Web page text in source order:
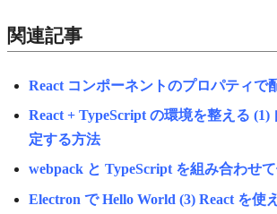
関連記事
React コンポーネントのプロパティで
React + TypeScript の環境を整える (1)
定する方法
webpack と TypeScript を組み合わせ
Electron で Hello World (3) React を使